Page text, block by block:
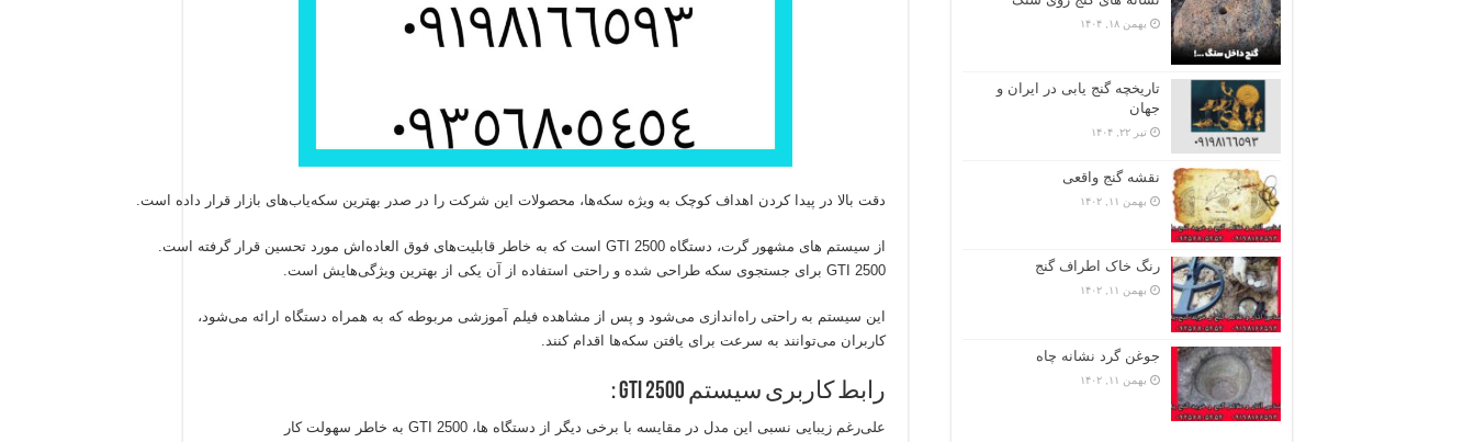
دقت بالا در پیدا کردن اهداف کوچک به ویژه سکه‌ها، محصولات این شرکت را در صدر بهترین سکه‌یاب‌های بازار قرار داده است.
از سیستم های مشهور گرت، دستگاه GTI 2500 است که به خاطر قابلیت‌های فوق‌ العاده‌اش مورد تحسین قرار گرفته است.
GTI 2500 برای جستجوی سکه طراحی شده و راحتی استفاده از آن یکی از بهترین ویژگی‌هایش است.
این سیستم به راحتی راه‌اندازی می‌شود و پس از مشاهده فیلم آموزشی مربوطه که به همراه دستگاه ارائه می‌شود،
کاربران می‌توانند به سرعت برای یافتن سکه‌ها اقدام کنند.
رابط کاربری سیستم GTI 2500 :
علی‌رغم زیبایی نسبی این مدل در مقایسه با برخی دیگر از دستگاه ها، GTI 2500 به خاطر سهولت کار
بهمن ۱۸, ۱۴۰۴
تاریخچه گنج‌ یابی در ایران و
جهان
تیر ۲۲, ۱۴۰۴
نقشه گنج واقعی
بهمن ۱۱, ۱۴۰۲
رنگ خاک اطراف گنج
بهمن ۱۱, ۱۴۰۲
جوغن گرد نشانه چاه
بهمن ۱۱, ۱۴۰۲